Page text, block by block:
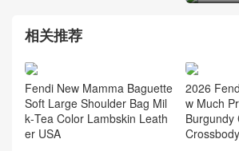
芬迪官網旗艦店價格 FENDI
First Midi手袋 淺綠色皮革手
袋